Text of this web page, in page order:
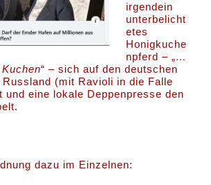
irgendein
unterbelicht
etes
Honigkuche
npferd – „…
“ – sich auf den deutschen
Russland (mit Ravioli in die Falle
eine lokale Deppenpresse den
dazu im Einzelnen: